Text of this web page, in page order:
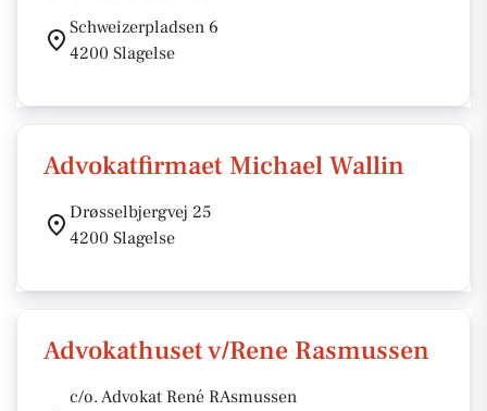
Schweizerpladsen 6
4200 Slagelse
Advokatfirmaet Michael Wallin
Drøsselbjergvej 25
4200 Slagelse
Advokathuset v/Rene Rasmussen
c/o. Advokat René RAsmussen